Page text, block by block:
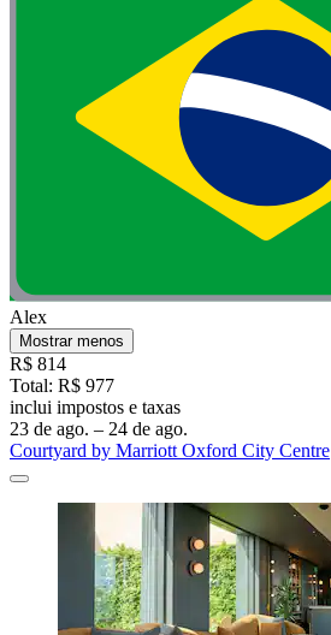
Alex
Mostrar menos
R$ 814
Total: R$ 977
inclui impostos e taxas
23 de ago. – 24 de ago.
Courtyard by Marriott Oxford City Centre